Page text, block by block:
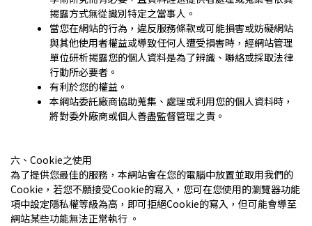
揭露方式無從識別特定之當事人。
當您在網站的行為，違反服務條款或可能損害或妨礙網站
與其他使用者權益或導致任何人遭受損害時，經網站管理
單位研析揭露您的個人資料是為了辨識、聯絡或採取法律
行動所必要者。
有利於您的權益。
本網站委託廠商協助蒐集、處理或利用您的個人資料時，
將對委外廠商或個人善盡監督管理之責。
六、Cookie之使用
為了提供您最佳的服務，本網站會在您的電腦中放置並取用我們的
Cookie，若您不願接受Cookie的寫入，您可在您使用的瀏覽器功能
項中設定隱私權等級為高，即可拒絕Cookie的寫入，但可能會導至
網站某些功能無法正常執行 。